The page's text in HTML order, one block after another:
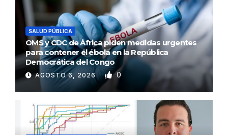
SALUD PÚBLICA
OMS y CDC de África piden medidas urgentes
para contener el ébola en la República
Democrática del Congo
AGOSTO 6, 2026 0